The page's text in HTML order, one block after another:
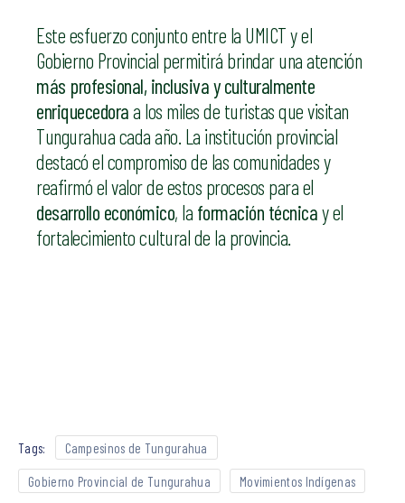
Este esfuerzo conjunto entre la UMICT y el
Gobierno Provincial permitirá brindar una atención
más profesional, inclusiva y culturalmente
enriquecedoraa los miles de turistas que visitan
Tungurahua cada año. La institución provincial
destacó el compromiso de las comunidades y
reafirmó el valor de estos procesos para el
desarrollo económico, la formación técnicay el
fortalecimiento cultural de la provincia.
Tags: Campesinos de Tungurahua
Gobierno Provincial de Tungurahua Movimientos Indígenas